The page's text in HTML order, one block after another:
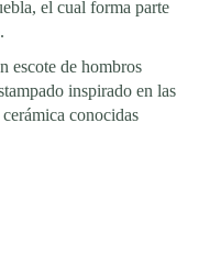
el cual forma parte
escote de hombros
inspirado en las
conocidas